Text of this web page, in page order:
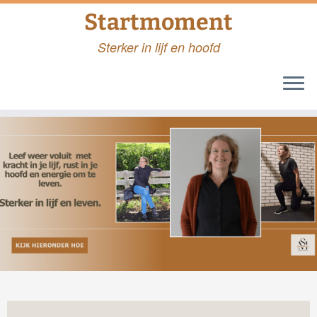
Startmoment
Sterker in lijf en hoofd